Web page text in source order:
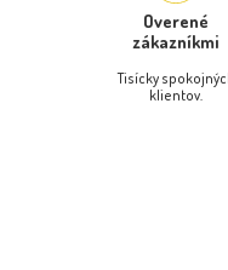
Overené
zákazníkmi
Tisícky
klientov.